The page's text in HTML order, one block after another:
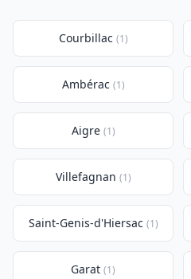
Courbillac (1)
Ambérac (1)
Aigre (1)
Villefagnan (1)
Saint-Genis-d'Hiersac (1)
Garat (1)